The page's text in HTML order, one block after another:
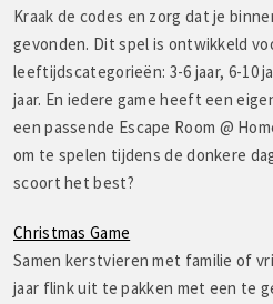
Kraak de codes en zorg dat je
gevonden. Dit spel is ontwikkeld
leeftijdscategorieën: 3-6 jaar, 6-10
jaar. En iedere game heeft een
een passende Escape Room @
om te spelen tijdens de donkere
scoort het best?
Christmas Game
Samen kerstvieren met familie of
jaar flink uit te pakken met een te